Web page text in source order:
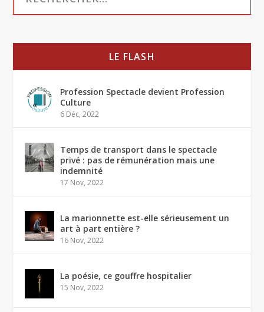
LE FLASH
Profession Spectacle devient Profession
Culture
6 Déc, 2022
Temps de transport dans le spectacle
privé : pas de rémunération mais une
indemnité
17 Nov, 2022
La marionnette est-elle sérieusement un
art à part entière ?
16 Nov, 2022
La poésie, ce gouffre hospitalier
15 Nov, 2022